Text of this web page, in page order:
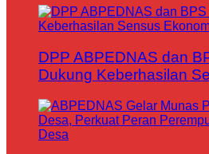
DPP ABPEDNAS dan
Dukung Keberhasilan